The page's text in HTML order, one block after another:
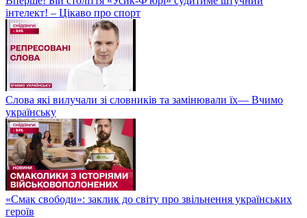
інтелект! – Цікаво про спорт
Слова які вилучали зі словників та замінювали їх— Вчимо
українську
«Смак свободи»: заклик до світу про звільнення українських
героїв